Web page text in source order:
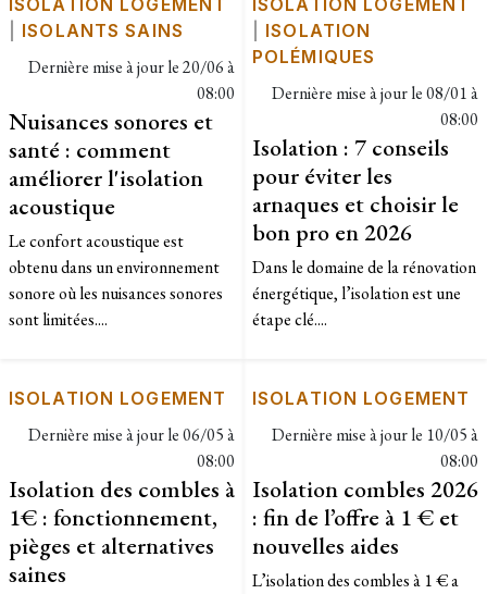
ISOLATION LOGEMENT
ISOLANTS SAINS
Dernière mise à jour le20/06 à
08:00
Nuisances sonores et
santé : comment
améliorer l'isolation
acoustique
Le confort acoustique est
obtenu dans un environnement
sonore où les nuisances sonores
sont limitées....
ISOLATION LOGEMENT
ISOLATION
POLÉMIQUES
Dernière mise à jour le08/01 à
08:00
Isolation : 7 conseils
pour éviter les
arnaques et choisir le
bon pro en 2026
Dans le domaine de la rénovation
énergétique, l’isolation est une
étape clé....
ISOLATION LOGEMENT
Dernière mise à jour le06/05 à
08:00
Isolation des combles à
1€ : fonctionnement,
pièges et alternatives
saines
ISOLATION LOGEMENT
Dernière mise à jour le 10/05 à
08:00
Isolation combles 2026
: fin de l’offre à 1 € et
nouvelles aides
L’isolation des combles à 1 € a